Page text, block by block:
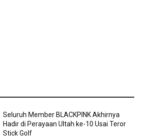
Seluruh Member BLACKPINK Akhirnya
Hadir di Perayaan Ultah ke-10 Usai Teror
Stick Golf